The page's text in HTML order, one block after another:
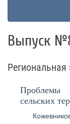
Выпуск
Проблемы
сельских